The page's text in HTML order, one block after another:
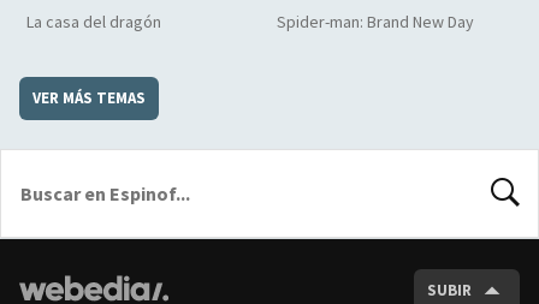
La casa del dragón Spider-man: Brand New Day
VER MÁS TEMAS
SUBIR